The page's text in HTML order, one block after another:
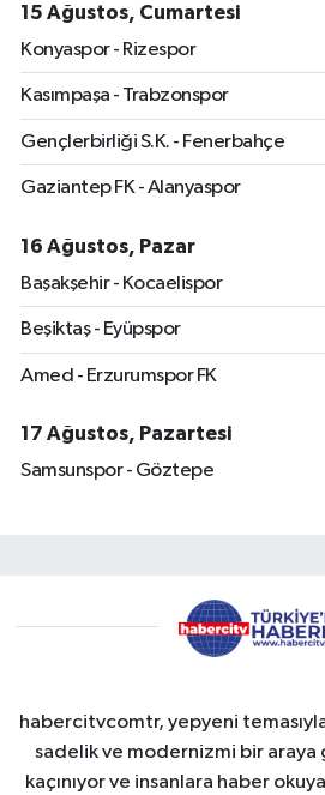
15 Ağustos, Cumartesi
Konyaspor - Rizespor
Kasımpaşa - Trabzonspor
Gençlerbirliği S.K. - Fenerbahçe
Gaziantep FK - Alanyaspor
16 Ağustos, Pazar
Başakşehir - Kocaelispor
Beşiktaş - Eyüpspor
Amed - Erzurumspor FK
17 Ağustos, Pazartesi
Samsunspor - Göztepe
habercitvcomtr, yepyeni
sadelik ve modernizmi bir
kaçınıyor ve insanlara haber